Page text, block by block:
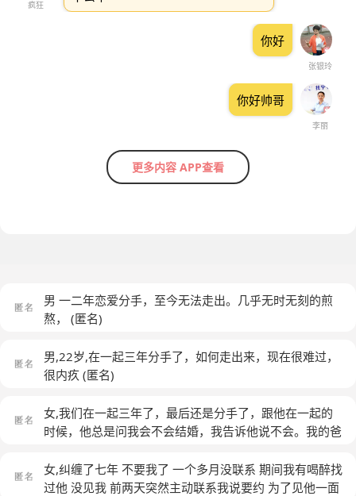
疯狂
张银玲
你好
李丽
你好帅哥
更多内容 APP查看
男 一二年恋爱分手，至今无法走出。几乎无时无刻的煎
熬， (匿名)
男,22岁,在一起三年分手了，如何走出来，现在很难过，
很内疚 (匿名)
女,我们在一起三年了，最后还是分手了，跟他在一起的
时候，他总是问我会不会结婚，我告诉他说不会。我的爸
一个星期他就找了别的女人，那个女人为了跟他在一起，
跟家里人闹翻了。放下了所有，跟他在一起。我想和好，
女,纠缠了七年 不要我了 一个多月没联系 期间我有喝醉找
过他 没见我 前两天突然主动联系我说要约 为了见他一面